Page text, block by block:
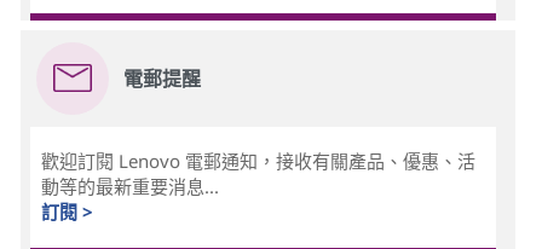
電郵提醒
歡迎訂閱 Lenovo 電郵通知，接收有關產品、優惠、活
動等的最新重要消息...
訂閱 >